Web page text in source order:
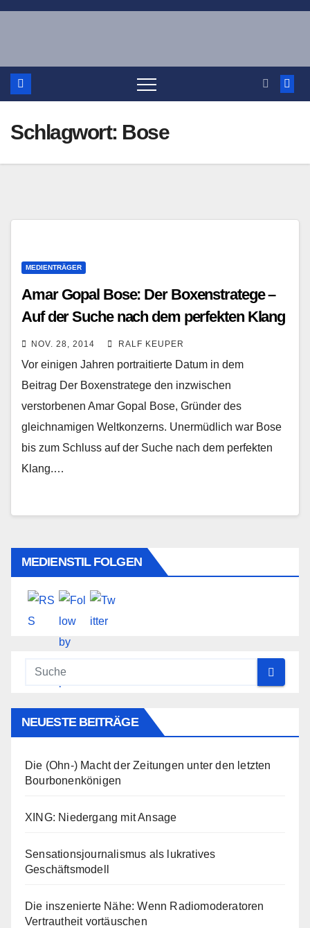
Zum
Schlagwort: Bose
MEDIENTRÄGER
Amar Gopal Bose: Der Boxenstratege –
Auf der Suche nach dem perfekten Klang
(Portrait)
NOV. 28, 2014 RALF KEUPER
Vor einigen Jahren portraitierte Datum in dem
Beitrag Der Boxenstratege den inzwischen
verstorbenen Amar Gopal Bose, Gründer des
gleichnamigen Weltkonzerns. Unermüdlich war Bose
bis zum Schluss auf der Suche nach dem perfekten
Klang.…
MEDIENSTIL FOLGEN
NEUESTE BEITRÄGE
Die (Ohn-) Macht der Zeitungen unter den letzten
Bourbonenkönigen
XING: Niedergang mit Ansage
Sensationsjournalismus als lukratives
Geschäftsmodell
Die inszenierte Nähe: Wenn Radiomoderatoren
Vertrautheit vortäuschen